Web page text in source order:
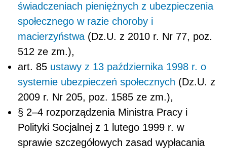
świadczeniach pieniężnych z ubezpieczenia
społecznego w razie choroby i
macierzyństwa (Dz.U. z 2010 r. Nr 77, poz.
512 ze zm.),
art. 85 ustawy z 13 października 1998 r. o
systemie ubezpieczeń społecznych (Dz.U. z
2009 r. Nr 205, poz. 1585 ze zm.),
§ 2–4 rozporządzenia Ministra Pracy i
Polityki Socjalnej z 1 lutego 1999 r. w
sprawie szczegółowych zasad wypłacania